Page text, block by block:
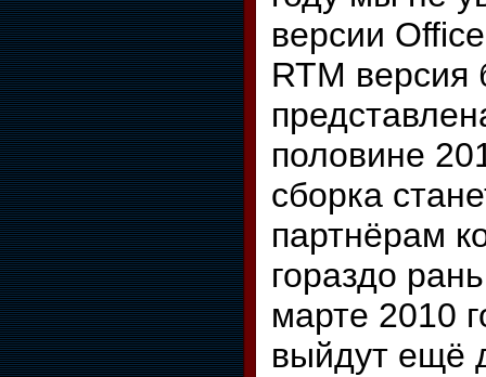
версии
RTM версия
половине
сборка
партнёрам
гораздо
марте 2010
выйдут ещё